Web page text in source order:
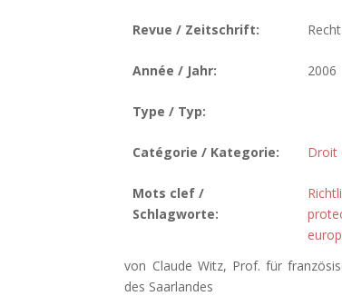
Revue / Zeitschrift:
Année / Jahr: 2006
Type / Typ:
Catégorie / Kategorie: Droit
Mots clef /
Schlagworte:
von Claude Witz, Prof. für
des Saarlandes